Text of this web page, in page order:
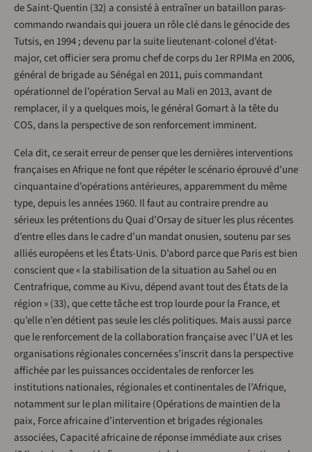
de Saint-Quentin (32) a consisté à entraîner un bataillon paras-
commando rwandais qui jouera un rôle clé dans le génocide des
Tutsis, en 1994 ; devenu par la suite lieutenant-colonel d’état-
major, cet officier sera promu chef de corps du 1er RPIMa en 2006,
général de brigade au Sénégal en 2011, puis commandant
opérationnel de l’opération Serval au Mali en 2013, avant de
remplacer, il y a quelques mois, le général Gomart à la tête du
COS, dans la perspective de son renforcement imminent.
Cela dit, ce serait erreur de penser que les dernières interventions
françaises en Afrique ne font que répéter le scénario éprouvé d’une
cinquantaine d’opérations antérieures, apparemment du même
type, depuis les années 1960. Il faut au contraire prendre au
sérieux les prétentions du Quai d’Orsay de situer les plus récentes
d’entre elles dans le cadre d’un mandat onusien, soutenu par ses
alliés européens et les États-Unis. D’abord parce que Paris est bien
conscient que « la stabilisation de la situation au Sahel ou en
Centrafrique, comme au Kivu, dépend avant tout des États de la
région » (33), que cette tâche est trop lourde pour la France, et
qu’elle n’en détient pas seule les clés politiques. Mais aussi parce
que le renforcement de la collaboration française avec l’UA et les
organisations régionales concernées s’inscrit dans la perspective
affichée par les puissances occidentales de renforcer les
institutions nationales, régionales et continentales de l’Afrique,
notamment sur le plan militaire (Opérations de maintien de la
paix, Force africaine d’intervention et brigades régionales
associées, Capacité africaine de réponse immédiate aux crises